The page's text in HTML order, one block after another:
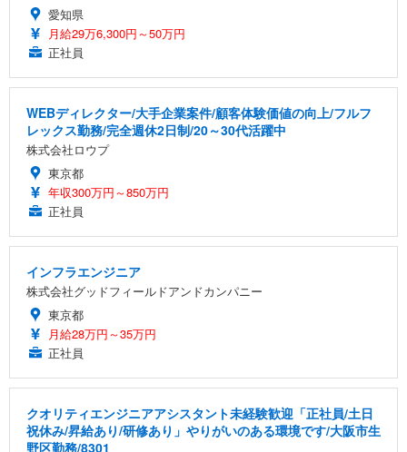
愛知県
月給29万6,300円～50万円
正社員
WEBディレクター/大手企業案件/顧客体験価値の向上/フルフ
レックス勤務/完全週休2日制/20～30代活躍中
株式会社ロウプ
東京都
年収300万円～850万円
正社員
インフラエンジニア
株式会社グッドフィールドアンドカンパニー
東京都
月給28万円～35万円
正社員
クオリティエンジニアアシスタント未経験歓迎「正社員/土日
祝休み/昇給あり/研修あり」やりがいのある環境です/大阪市生
野区勤務/8301